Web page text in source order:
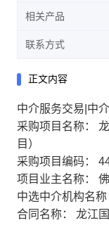
相关产品
联系方式
正文内容
中介服务交易|中
采购项目名称：
目）
采购项目编码：
项目业主名称：
中选中介机构名
合同名称： 龙江